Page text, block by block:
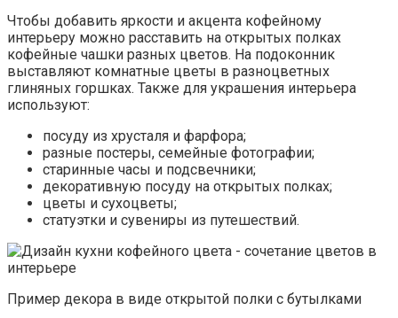
Чтобы добавить яркости и акцента кофейному
интерьеру можно расставить на открытых полках
кофейные чашки разных цветов. На подоконник
выставляют комнатные цветы в разноцветных
глиняных горшках. Также для украшения интерьера
используют:
посуду из хрусталя и фарфора;
разные постеры, семейные фотографии;
старинные часы и подсвечники;
декоративную посуду на открытых полках;
цветы и сухоцветы;
статуэтки и сувениры из путешествий.
Пример декора в виде открытой полки с бутылками